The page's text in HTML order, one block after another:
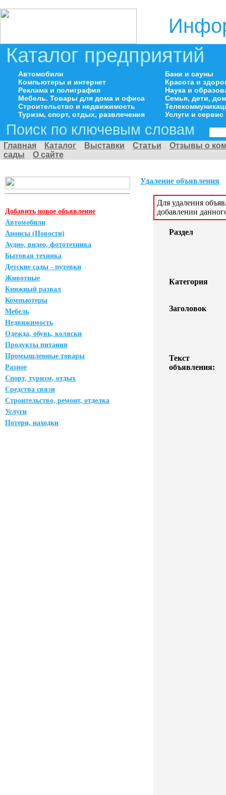
Каталог предприятий
Автомобили
Компьютеры и интернет
Реклама и полиграфия
Мебель. Товары для дома и офиса
Строительство и недвижимость
Туризм, спорт, отдых, развлечения
Бани и сауны
Красота и
Наука и
Семья, дети,
Услуги и сервис
Поиск по ключевым словам
Главная Каталог Выставки Статьи
Отзывы о
сады
О сайте
Добавить новое объявление
Автомобили
Анонсы (Новости)
Аудио, видео, фототехника
Бытовая техника
Детские сады - путевки
Животные
Книжный развал
Компьютеры
Мебель
Недвижимость
Одежда, обувь, коляски
Продукты питания
Промышленные товары
Разное
Спорт, туризм, отдых
Средства связи
Строительство, ремонт, отделка
Услуги
Потери, находки
Удаление объявления
Для удаления
добавлении
Раздел
Категория
Заголовок
Текст
объявления: